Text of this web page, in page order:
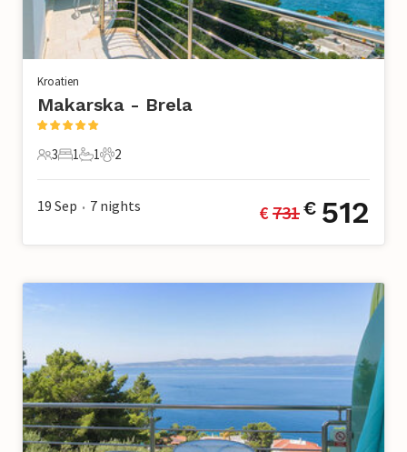
Kroatien
Makarska - Brela
3 Gäste
3
1 Schlafzimmer
1
1 Badezimmer
1
2 Haustiere
2
19 Sep • 7 nights € 731€ 512